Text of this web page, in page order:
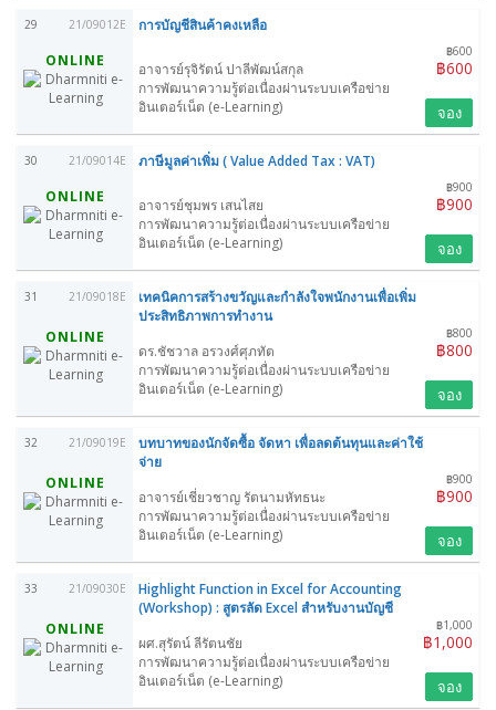
29 21/09012E
ONLINE
การบัญชีสินค้าคงเหลือ
฿600
฿600
อาจารย์รุจิรัตน์ ปาลีพัฒน์สกุล
การพัฒนาความรู้ต่อเนื่องผ่านระบบเครือข่าย
อินเตอร์เน็ต (e-Learning)
จอง
30 21/09014E
ONLINE
ภาษีมูลค่าเพิ่ม ( Value Added Tax : VAT)
฿900
฿900
อาจารย์ชุมพร เสนไสย
การพัฒนาความรู้ต่อเนื่องผ่านระบบเครือข่าย
อินเตอร์เน็ต (e-Learning)
จอง
31 21/09018E
ONLINE
เทคนิคการสร้างขวัญและกำลังใจพนักงานเพื่อเพิ่ม
ประสิทธิภาพการทำงาน
฿800
฿800
ดร.ชัชวาล อรวงศ์ศุภทัต
การพัฒนาความรู้ต่อเนื่องผ่านระบบเครือข่าย
อินเตอร์เน็ต (e-Learning)
จอง
32 21/09019E
ONLINE
บทบาทของนักจัดซื้อ จัดหา เพื่อลดต้นทุนและค่าใช้
จ่าย
฿900
฿900
อาจารย์เชี่ยวชาญ รัตนามหัทธนะ
การพัฒนาความรู้ต่อเนื่องผ่านระบบเครือข่าย
อินเตอร์เน็ต (e-Learning)
จอง
33 21/09030E
ONLINE
Highlight Function in Excel for Accounting
(Workshop) : สูตรลัด Excel สำหรับงานบัญชี
฿1,000
฿1,000
ผศ.สุรัตน์ ลีรัตนชัย
การพัฒนาความรู้ต่อเนื่องผ่านระบบเครือข่าย
อินเตอร์เน็ต (e-Learning)
จอง